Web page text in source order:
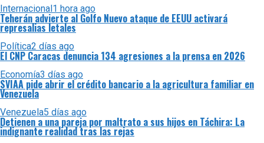
Internacional1 hora ago
Teherán advierte al Golfo Nuevo ataque de EEUU activará
represalias letales
Política2 días ago
El CNP Caracas denuncia 134 agresiones a la prensa en 2026
Economía3 días ago
SVIAA pide abrir el crédito bancario a la agricultura familiar en
Venezuela
Venezuela5 días ago
Detienen a una pareja por maltrato a sus hijos en Táchira: La
indignante realidad tras las rejas